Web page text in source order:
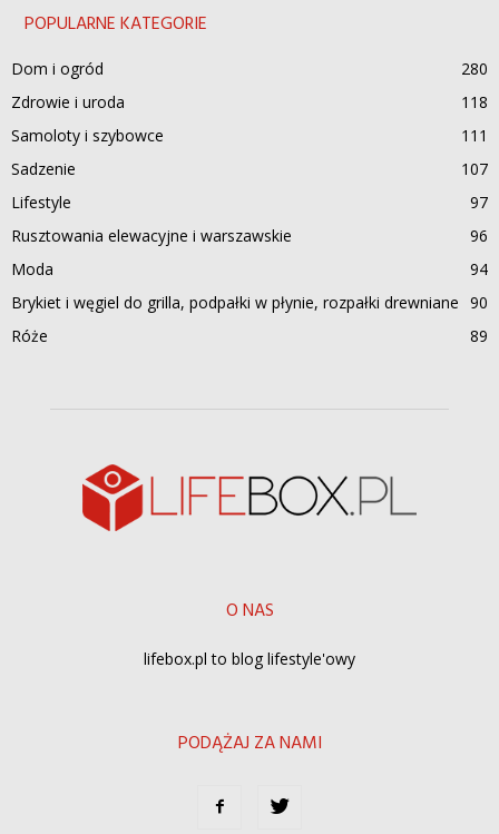
POPULARNE KATEGORIE
Dom i ogród
280
Zdrowie i uroda
118
Samoloty i szybowce
111
Sadzenie
107
Lifestyle
97
Rusztowania elewacyjne i warszawskie
96
Moda
94
Brykiet i węgiel do grilla, podpałki w płynie, rozpałki drewniane 90
Róże
89
O NAS
lifebox.pl to blog lifestyle'owy
PODĄŻAJ ZA NAMI